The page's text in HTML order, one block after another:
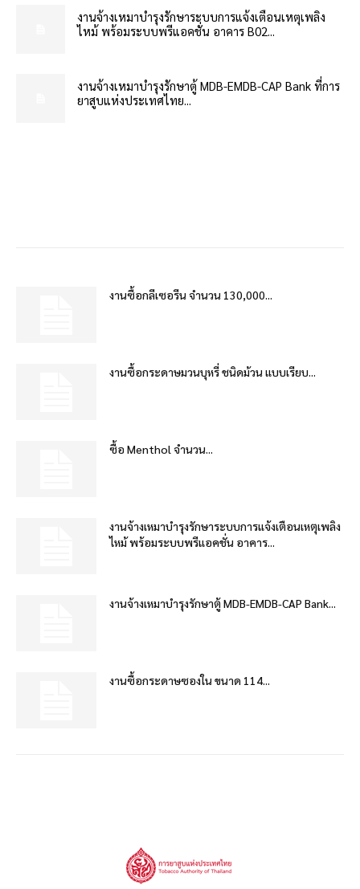
งานจ้างเหมาบำรุงรักษาระบบการแจ้งเตือนเหตุเพลิง
ไหม้ พร้อมระบบพรีแอคชั่น อาคาร B02...
งานจ้างเหมาบำรุงรักษาตู้ MDB-EMDB-CAP Bank ที่การ
ยาสูบแห่งประเทศไทย...
งานซื้อกลีเซอรีน จำนวน 130,000...
งานซื้อกระดาษมวนบุหรี่ ชนิดม้วน แบบเรียบ...
ซื้อ Menthol จำนวน...
งานจ้างเหมาบำรุงรักษาระบบการแจ้งเตือนเหตุเพลิง
ไหม้ พร้อมระบบพรีแอคชั่น อาคาร...
งานจ้างเหมาบำรุงรักษาตู้ MDB-EMDB-CAP Bank...
งานซื้อกระดาษซองใน ขนาด 114...